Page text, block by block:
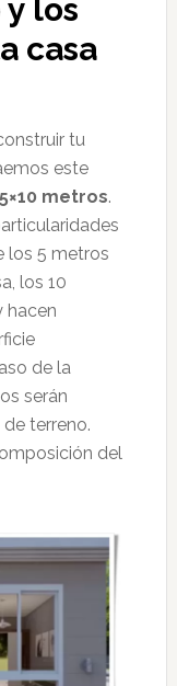
los
casa
tu
este
metros.
los 5 metros
los 10
hacen
de la
serán
terreno.
del